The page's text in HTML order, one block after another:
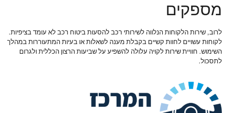
מספקים
לרוב, שירות הלקוחות הנלווה לשירותי רכב להסעות ביטוח רכב לא עומד בציפיות.
לקוחות עשויים לחוות קשיים בקבלת מענה לשאלות או בעיות המתעוררות במהלך
השימוש. חוויית שירות לקויה עלולה להשפיע על שביעות הרצון הכללית ולגרום
לתסכול.